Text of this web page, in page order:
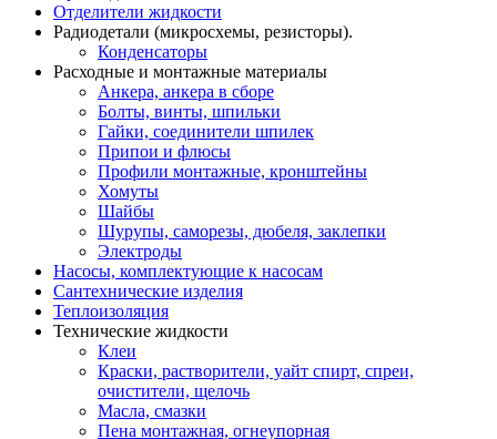
Отделители жидкости
Радиодетали (микросхемы, резисторы).
Конденсаторы
Расходные и монтажные материалы
Анкера, анкера в сборе
Болты, винты, шпильки
Гайки, соединители шпилек
Припои и флюсы
Профили монтажные, кронштейны
Хомуты
Шайбы
Шурупы, саморезы, дюбеля, заклепки
Электроды
Насосы, комплектующие к насосам
Сантехнические изделия
Теплоизоляция
Технические жидкости
Клеи
Краски, растворители, уайт спирт, спреи,
очистители, щелочь
Масла, смазки
Пена монтажная, огнеупорная